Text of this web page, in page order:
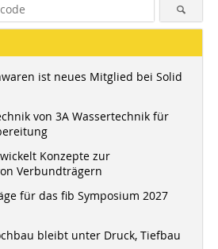
ist neues Mitglied bei Solid
von 3A Wassertechnik für
Konzepte zur
Verbundträgern
für das fib Symposium 2027
bleibt unter Druck, Tiefbau